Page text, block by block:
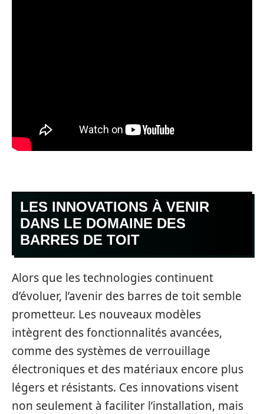
LES INNOVATIONS À VENIR
DANS LE DOMAINE DES
BARRES DE TOIT
Alors que les technologies continuent
d’évoluer, l’avenir des barres de toit semble
prometteur. Les nouveaux modèles
intègrent des fonctionnalités avancées,
comme des systèmes de verrouillage
électroniques et des matériaux encore plus
légers et résistants. Ces innovations visent
non seulement à faciliter l’installation, mais